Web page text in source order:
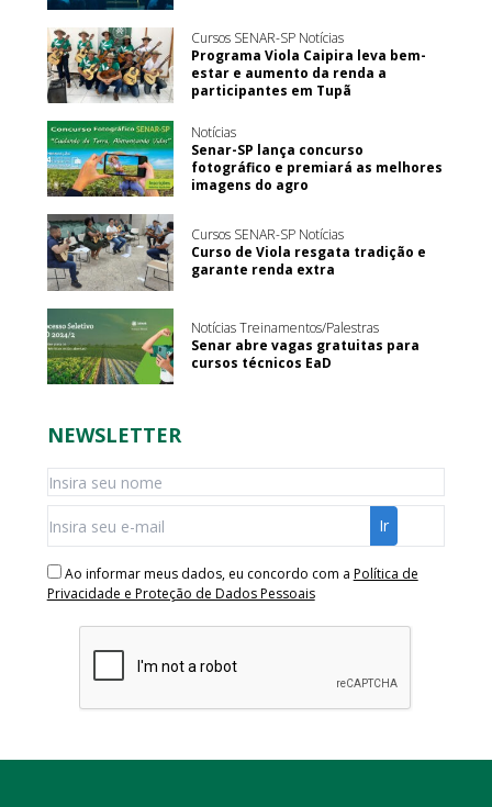
Cursos SENAR-SP Notícias
Programa Viola Caipira leva bem-
estar e aumento da renda a
participantes em Tupã
Notícias
Senar-SP lança concurso
fotográfico e premiará as melhores
imagens do agro
Cursos SENAR-SP Notícias
Curso de Viola resgata tradição e
garante renda extra
Notícias Treinamentos/Palestras
Senar abre vagas gratuitas para
cursos técnicos EaD
NEWSLETTER
Ao informar meus dados, eu concordo com a Política de
Privacidade e Proteção de Dados Pessoais